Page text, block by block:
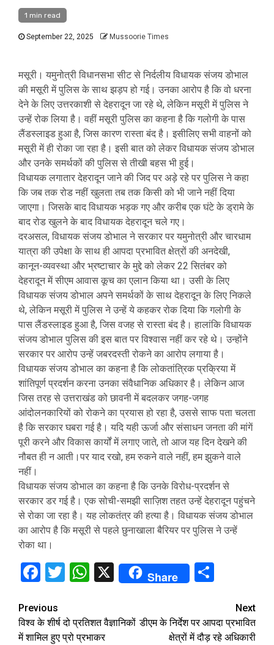
1 min read
September 22, 2025 Mussoorie Times
मसूरी। यमुनोत्री विधानसभा सीट से निर्दलीय विधायक संजय डोभाल
की मसूरी में पुलिस के साथ झड़प हो गई। उनका आरोप है कि वो धरना
देने के लिए उत्तरकाशी से देहरादून जा रहे थे, लेकिन मसूरी में पुलिस ने
उन्हें रोक लिया है। वहीं मसूरी पुलिस का कहना है कि गलोगी के पास
लैंडस्लाइड हुआ है, जिस कारण रास्ता बंद है। इसीलिए सभी वाहनों को
मसूरी में ही रोका जा रहा है। इसी बात को लेकर विधायक संजय डोभाल
और उनके समर्थकों की पुलिस से तीखी बहस भी हुई।
विधायक लगातार देहरादून जाने की जिद पर अड़े रहे पर पुलिस ने कहा
कि जब तक रोड नहीं खुलता तब तक किसी को भी जाने नहीं दिया
जाएगा। जिसके बाद विधायक भड़क गए और करीब एक घंटे के ड्रामे के
बाद रोड खुलने के बाद विधायक देहरादून चले गए।
दरअसल, विधायक संजय डोभाल ने सरकार पर यमुनोत्री और चारधाम
यात्रा की उपेक्षा के साथ ही आपदा प्रभावित क्षेत्रों की अनदेखी,
कानून-व्यवस्था और भ्रष्टाचार के मुद्दे को लेकर 22 सितंबर को
देहरादून में सीएम आवास कूच का एलान किया था। उसी के लिए
विधायक संजय डोभाल अपने समर्थकों के साथ देहरादून के लिए निकले
थे, लेकिन मसूरी में पुलिस ने उन्हें ये कहकर रोक दिया कि गलोगी के
पास लैंडस्लाइड हुआ है, जिस वजह से रास्ता बंद है। हालांकि विधायक
संजय डोभाल पुलिस की इस बात पर विश्वास नहीं कर रहे थे। उन्होंने
सरकार पर आरोप उन्हें जबरदस्ती रोकने का आरोप लगाया है।
विधायक संजय डोभाल का कहना है कि लोकतांत्रिक प्रक्रिया में
शांतिपूर्ण प्रदर्शन करना उनका संवैधानिक अधिकार है। लेकिन आज
जिस तरह से उत्तराखंड को छावनी में बदलकर जगह-जगह
आंदोलनकारियों को रोकने का प्रयास हो रहा है, उससे साफ पता चलता
है कि सरकार घबरा गई है। यदि यही ऊर्जा और संसाधन जनता की मांगें
पूरी करने और विकास कार्यों में लगाए जाते, तो आज यह दिन देखने की
नौबत ही न आती।पर याद रखो, हम रुकने वाले नहीं, हम झुकने वाले
नहीं।
विधायक संजय डोभाल का कहना है कि उनके विरोध-प्रदर्शन से
सरकार डर गई है। एक सोची-समझी साज़िश तहत उन्हें देहरादून पहुंचने
से रोका जा रहा है। यह लोकतंत्र की हत्या है। विधायक संजय डोभाल
का आरोप है कि मसूरी से पहले छुनाखाला बैरियर पर पुलिस ने उन्हें
रोका था।
Facebook
TwitterWhatsApp
X Share
Continue
Reading
Previous
विश्व के शीर्ष दो प्रतिशत वैज्ञानिकों
में शामिल हुए प्रो प्रभाकर
Next
डीएम के निर्देश पर आपदा प्रभावित
क्षेत्रों में दौड़ रहे अधिकारी